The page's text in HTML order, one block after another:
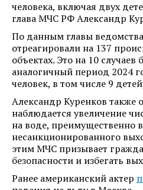
человека, включая двух
глава МЧС РФ Александр
По данным главы
отреагировали на 137
объектах. Это на 10 случаев
аналогичный период 2024
человек, в том числе 9
Александр Куренков также
наблюдается увеличение
на воде, преимущественно
несанкционированного
этим МЧС призывает
безопасности и избегать
Ранее американский актер